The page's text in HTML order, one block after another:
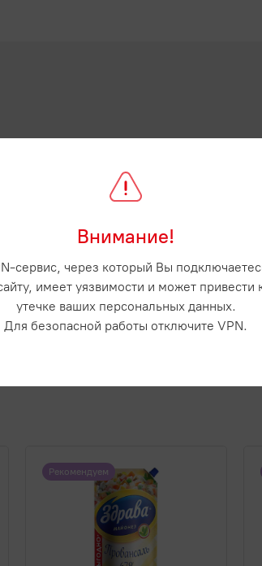
и
Рекомендуем
Внимание!
сервис, через который Вы
имеет уязвимости и может привести
утечке ваших персональных данных.
Для безопасной работы отключите VPN.